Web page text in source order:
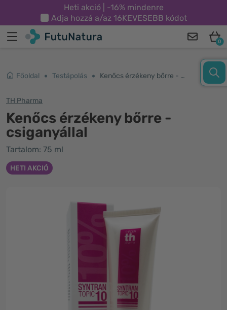
Heti akció | -16% mindenre
Adja hozzá a/az 16KEVESEBB kódot
0
Főoldal Testápolás Kenőcs érzékeny bőrre - csiganyállal
TH Pharma
Kenőcs érzékeny bőrre -
csiganyállal
Tartalom: 75 ml
HETI AKCIÓ